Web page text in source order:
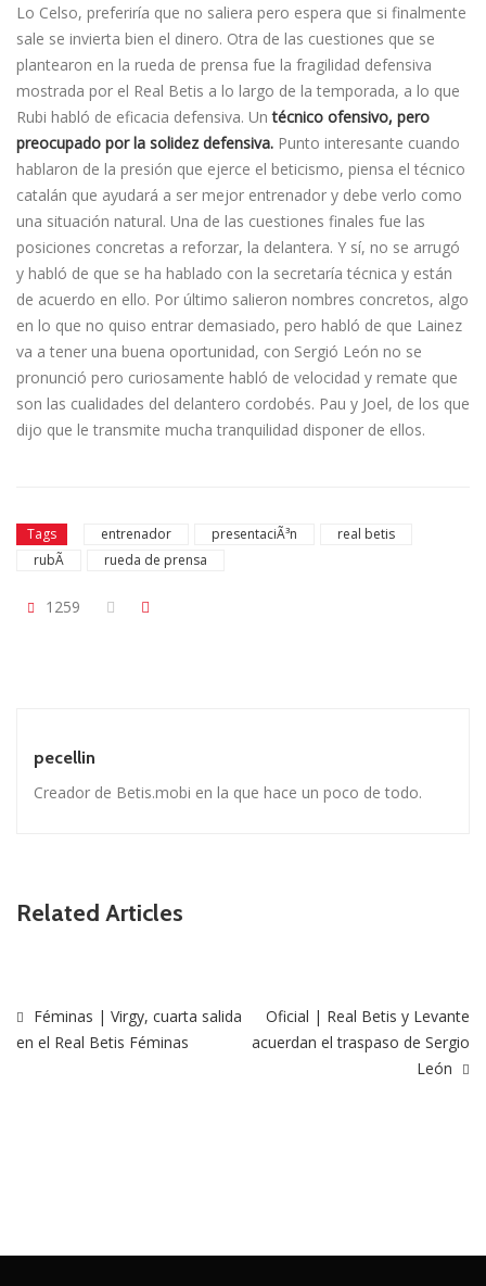
Lo Celso, preferiría que no saliera pero espera que si finalmente
sale se invierta bien el dinero. Otra de las cuestiones que se
plantearon en la rueda de prensa fue la fragilidad defensiva
mostrada por el Real Betis a lo largo de la temporada, a lo que
Rubi habló de eficacia defensiva. Untécnico ofensivo, pero
preocupado por la solidez defensiva. Punto interesante cuando
hablaron de la presión que ejerce el beticismo, piensa el técnico
catalán que ayudará a ser mejor entrenador y debe verlo como
una situación natural. Una de las cuestiones finales fue las
posiciones concretas a reforzar, la delantera. Y sí, no se arrugó
y habló de que se ha hablado con la secretaría técnica y están
de acuerdo en ello. Por último salieron nombres concretos, algo
en lo que no quiso entrar demasiado, pero habló de que Lainez
va a tener una buena oportunidad, con Sergió León no se
pronunció pero curiosamente habló de velocidad y remate que
son las cualidades del delantero cordobés. Pau y Joel, de los que
dijo que le transmite mucha tranquilidad disponer de ellos.
Tags entrenador presentaciÃ³n
real betis
rubÃ­
rueda de prensa
1259
pecellin
Creador de Betis.mobi en la que hace un poco de todo.
Related Articles
Féminas | Virgy, cuarta salida
en el Real Betis Féminas
Oficial | Real Betis y Levante
acuerdan el traspaso de Sergio
León